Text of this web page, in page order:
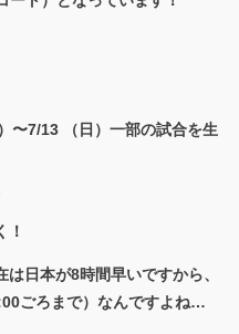
7/13 （日）一部の試合を生
！
日本が8時間早いですから、
ごろまで）なんですよね…